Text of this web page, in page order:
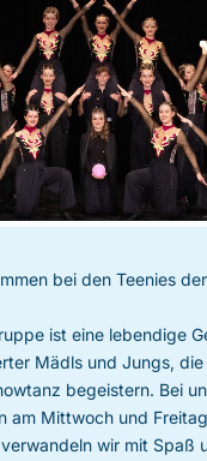
bei den Teenies
ist eine lebendige
Mädls und Jungs,
begeistern. Bei
am Mittwoch und
wir mit Spaß